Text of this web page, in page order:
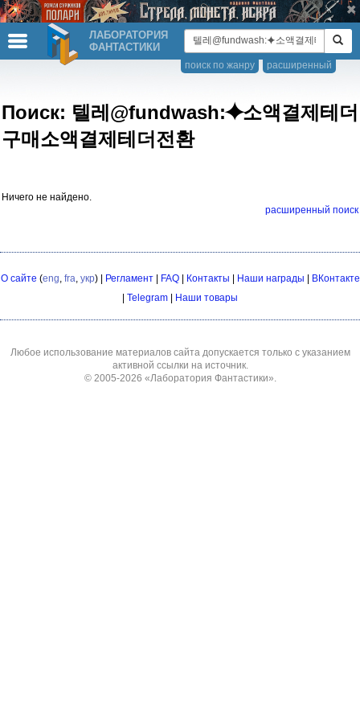
ЛАБОРАТОРИЯ
ФАНТАСТИКИ
расширенный
поиск по жанру
Поиск: 텔레@fundwash:⯌소액결제테더
구매소액결제테더전환
Ничего не найдено.
расширенный поиск
О сайте (eng, fra, укр) | Регламент| FAQ| Контакты Наши награды
ВКонтакте
Telegram Наши товары
Любое использование материалов сайта допускается только с указанием
активной ссылки на источник.
© 2005-2026 «Лаборатория Фантастики».